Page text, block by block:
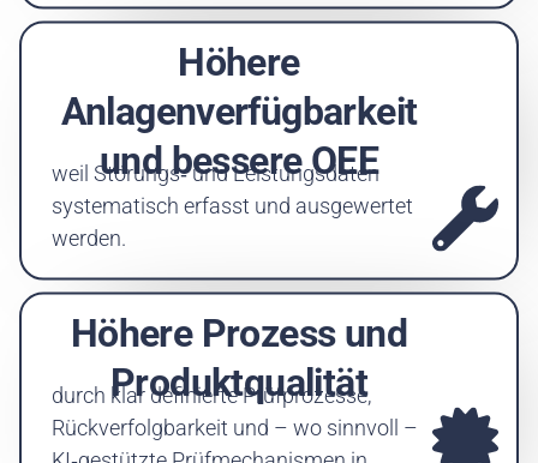
Höhere
Anlagenverfügbarkeit
und bessere OEE
weil Störungs‑ und Leistungsdaten
systematisch erfasst und ausgewertet
werden.
Höhere Prozess und
Produktqualität
durch klar definierte Prüfprozesse,
Rückverfolgbarkeit und – wo sinnvoll –